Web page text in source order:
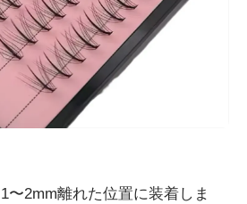
〜2mm離れた位置に装着しま